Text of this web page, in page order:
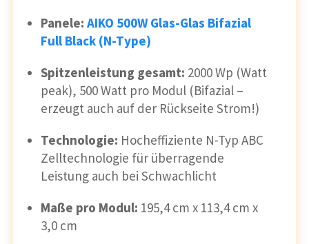
Panele: AIKO 500W Glas-Glas Bifazial
Full Black (N-Type)
Spitzenleistung gesamt: 2000 Wp (Watt
peak), 500 Watt pro Modul (Bifazial –
erzeugt auch auf der Rückseite Strom!)
Technologie: Hocheffiziente N-Typ ABC
Zelltechnologie für überragende
Leistung auch bei Schwachlicht
Maße pro Modul: 195,4 cm x 113,4 cm x
3,0 cm